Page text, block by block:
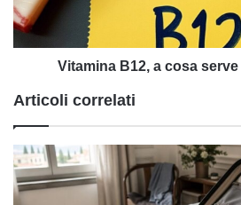
dove
si
trova
Vitamina B12, a cosa
Articoli correlati